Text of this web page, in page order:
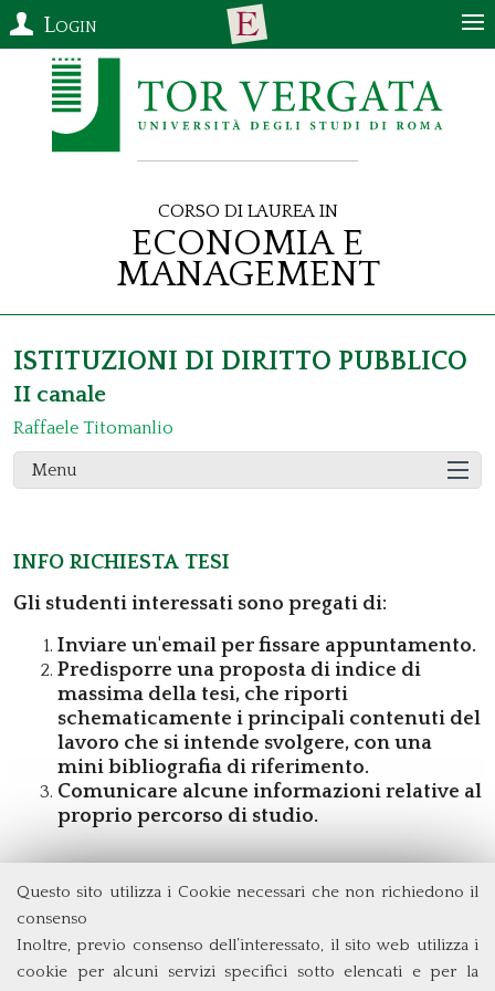
Questo sito utilizza i Cookie necessari che non richiedono il
consenso
Inoltre, previo consenso dell’interessato, il sito web utilizza i
cookie per alcuni servizi specifici sotto elencati e per la
Login
Corso di Laurea in
Economia e
Management
ISTITUZIONI DI DIRITTO PUBBLICO
II canale
Raffaele Titomanlio
Menu
Info richiesta tesi
Gli studenti interessati sono pregati di:
Inviare un'email per fissare appuntamento.
Predisporre una proposta di indice di
massima della tesi, che riporti
schematicamente i principali contenuti del
lavoro che si intende svolgere, con una
mini bibliografia di riferimento.
Comunicare alcune informazioni relative al
proprio percorso di studio.
Università degli Studi di Roma Tor Vergata
Via Columbia, 2